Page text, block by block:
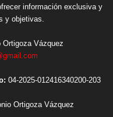
información exclusiva y
y objetivas.
Ortigoza Vázquez
04-2025-012416340200-203
Ortigoza Vázquez